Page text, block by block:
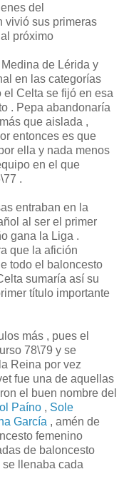
del
vivió sus primeras
próximo
de Lérida y
en las categorías
el Celta se fijó en esa
. Pepa abandonaría
que aislada ,
entonces es que
ella y nada menos
en el que
.
entraban en la
al ser el primer
gana la Liga .
que la afición
todo el baloncesto
sumaría así su
título importante
más , pues el
78\79 y se
Reina por vez
fue una de aquellas
el buen nombre del
Paíno , Sole
García , amén de
femenino
de baloncesto
llenaba cada